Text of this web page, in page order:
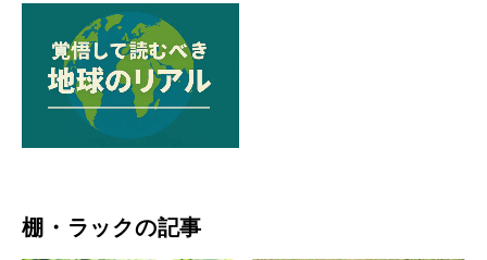
棚・ラックの記事